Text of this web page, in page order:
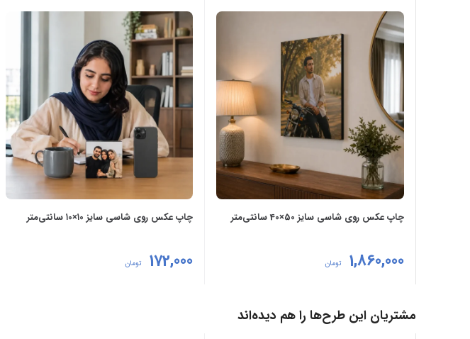
چاپ عکس روی شاسی سایز 50×40 سانتی‌متر
1,860,000 تومان
چاپ عکس روی شاسی سایز ۱0×۱0 سانتی‌متر
172,000 تومان
مشتریان این طرح‌ها را هم دیده‌اند